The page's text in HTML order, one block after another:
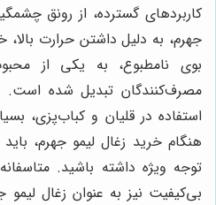
کاربردهای گسترده، از رونق
جهرم، به دلیل داشتن حرارت
بوی نامطبوع، به یکی از
مصرف‌کنندگان تبدیل شده است.
استفاده در قلیان و کباب‌پزی،
هنگام خرید زغال لیمو جهرم،
توجه ویژه داشته باشید.
بی‌کیفیت نیز به عنوان زغال